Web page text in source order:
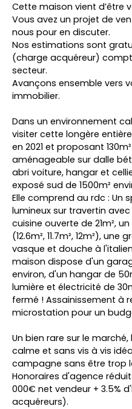
Cette maison vient d’être
Vous avez un projet de
nous pour en discuter.
Nos estimations sont
(charge acquéreur)
secteur.
Avançons ensemble vers
immobilier.
Dans un environnement
visiter cette longère
en 2021 et proposant
aménageable sur dalle
abri voiture, hangar et
exposé sud de 1500m²
Elle comprend au rdc : Un
lumineux sur travertin
cuisine ouverte de 21m²,
(12.6m², 11.7m², 12m²),
vasque et douche à
maison dispose d'un
environ, d'un hangar de
lumière et électricité de
fermé ! Assainissement à
microstation pour un
Un bien rare sur le
calme et sans vis à vis
campagne sans être trop
Honoraires d'agence
000€ net vendeur + 3.5%
acquéreurs).